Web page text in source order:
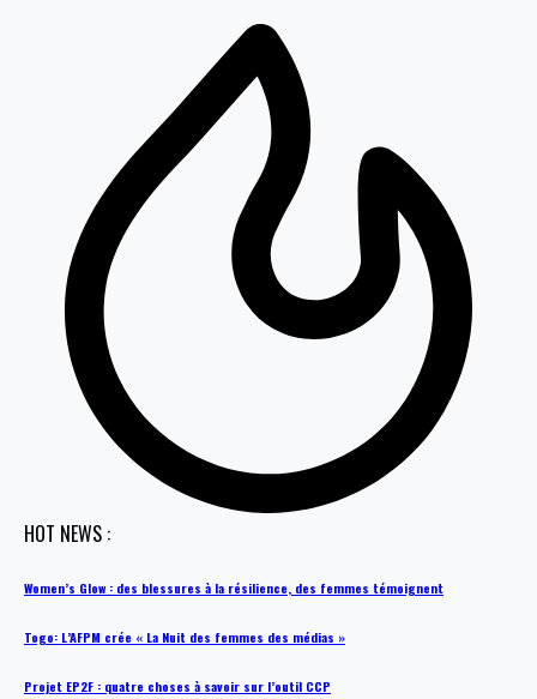
HOT NEWS :
Women’s Glow : des blessures à la résilience, des femmes témoignent
Togo: L’AFPM crée « La Nuit des femmes des médias »
Projet EP2F : quatre choses à savoir sur l’outil CCP